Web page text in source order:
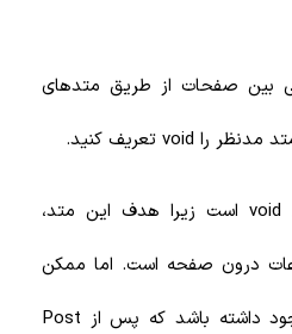
بین صفحات از طریق متدهای
معمولا متد OnGet از جنس void است زیرا هدف این متد،
درون صفحه است. اما ممکن
است در صفحه شما فرمی وجود داشته باشد که پس از Post